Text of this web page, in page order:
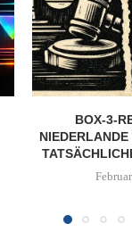
BOX-3-